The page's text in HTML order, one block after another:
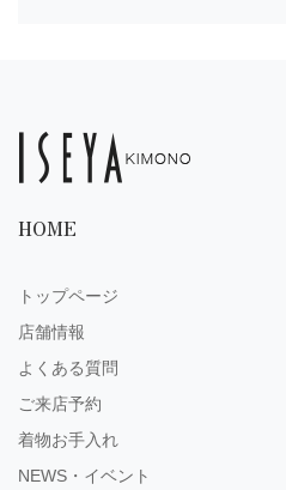
HOME
トップページ
店舗情報
よくある質問
ご来店予約
着物お手入れ
NEWS・イベント